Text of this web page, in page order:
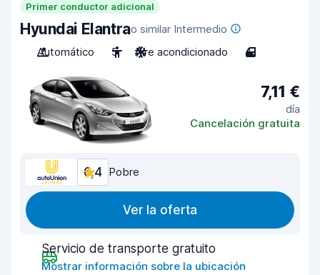
Primer conductor adicional
Hyundai Elantrao similar Intermedio
Automático
5 Aire acondicionado 4
7,11 €
día
Cancelación gratuita
6,4 Pobre
Ver la oferta
Servicio de transporte gratuito
Mostrar información sobre la ubicación